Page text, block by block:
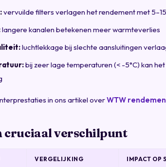
vervuilde filters verlagen het rendement met
langere kanalen betekenen meer warmteverlies
luchtlekkage bij slechte aansluitingen
bij zeer lage temperaturen (< -5°C) kan
in ons artikel overWTW
cruciaal verschilpunt
VERGELIJKING IMPACT OP